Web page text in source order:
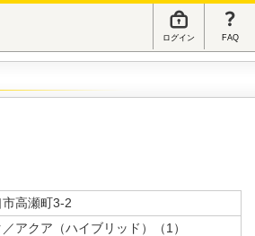
ログイン FAQ
高瀬町3-2
アクア（ハイブリッド）（1）